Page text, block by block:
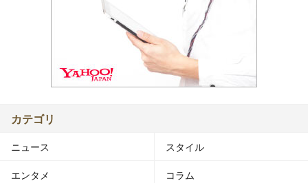
カテゴリ
ニュース スタイル
エンタメ コラム